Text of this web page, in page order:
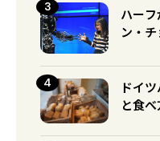
ハー
ン・チ
ドイ
と食